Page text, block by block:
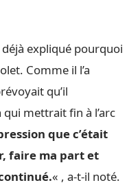
déjà expliqué pourquoi
Comme il l’a
qu’il
qui mettrait fin à l’arc
que c’était
faire ma part et
« , a-t-il noté.